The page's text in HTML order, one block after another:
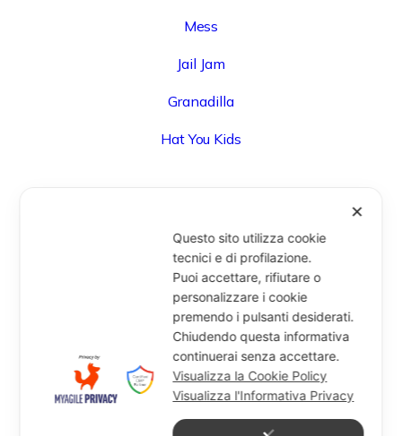
Mess
Jail Jam
Granadilla
Hat You Kids
Via Degli Speziali, 161 (Blocco 32 Centergross) -
40050 Funo di Argelato (BO) - Italy
info@miragesrl.com
+39 051 8651711
✕
Questo sito utilizza cookie
tecnici e di profilazione.
Puoi accettare, rifiutare o
personalizzare i cookie
premendo i pulsanti desiderati.
Chiudendo questa informativa
continuerai senza accettare.
Visualizza la Cookie Policy
Visualizza l'Informativa Privacy